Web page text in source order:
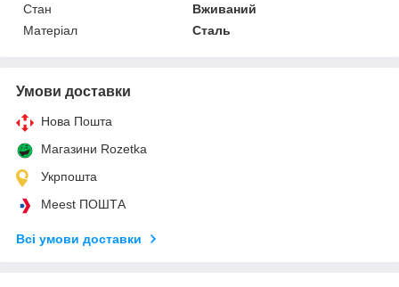
Стан
Вживаний
Матеріал
Сталь
Умови доставки
Нова Пошта
Магазини Rozetka
Укрпошта
Meest ПОШТА
Всі умови доставки